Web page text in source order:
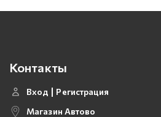
Контакты
Вход
Регистрация
Магазин Автово